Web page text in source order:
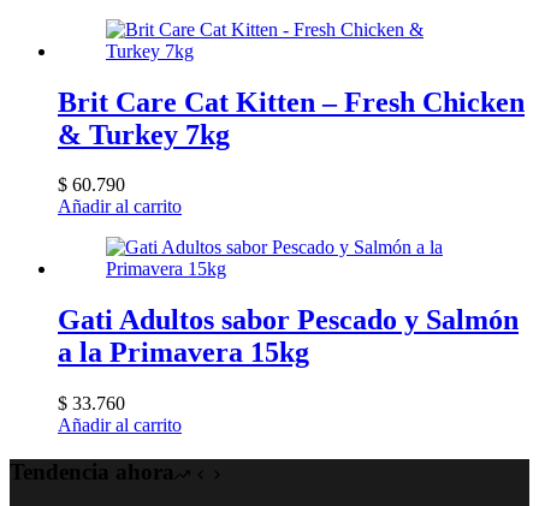
Brit Care Cat Kitten – Fresh Chicken
& Turkey 7kg
$ 60.790
Añadir al carrito
Gati Adultos sabor Pescado y Salmón
a la Primavera 15kg
$ 33.760
Añadir al carrito
Tendencia ahora